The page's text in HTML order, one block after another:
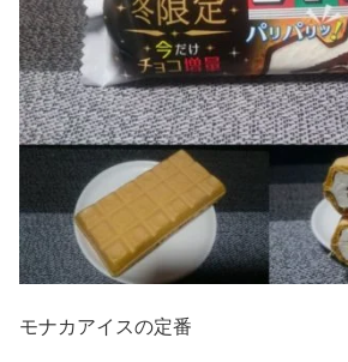
モナカアイスの定番